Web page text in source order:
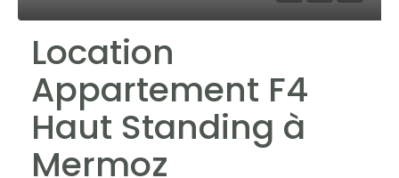
Location
Appartement F4
Haut Standing à
Mermoz